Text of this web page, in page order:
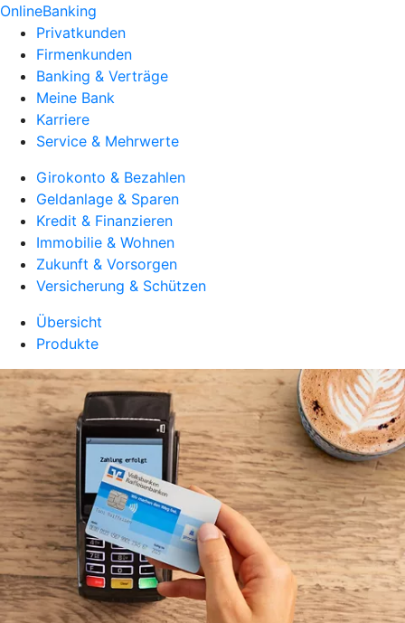
OnlineBanking
Privatkunden
Firmenkunden
Banking & Verträge
Meine Bank
Karriere
Service & Mehrwerte
Girokonto & Bezahlen
Geldanlage & Sparen
Kredit & Finanzieren
Immobilie & Wohnen
Zukunft & Vorsorgen
Versicherung & Schützen
Übersicht
Produkte